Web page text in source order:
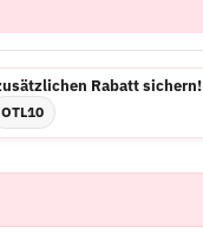
Rabatt sichern!
OTL10